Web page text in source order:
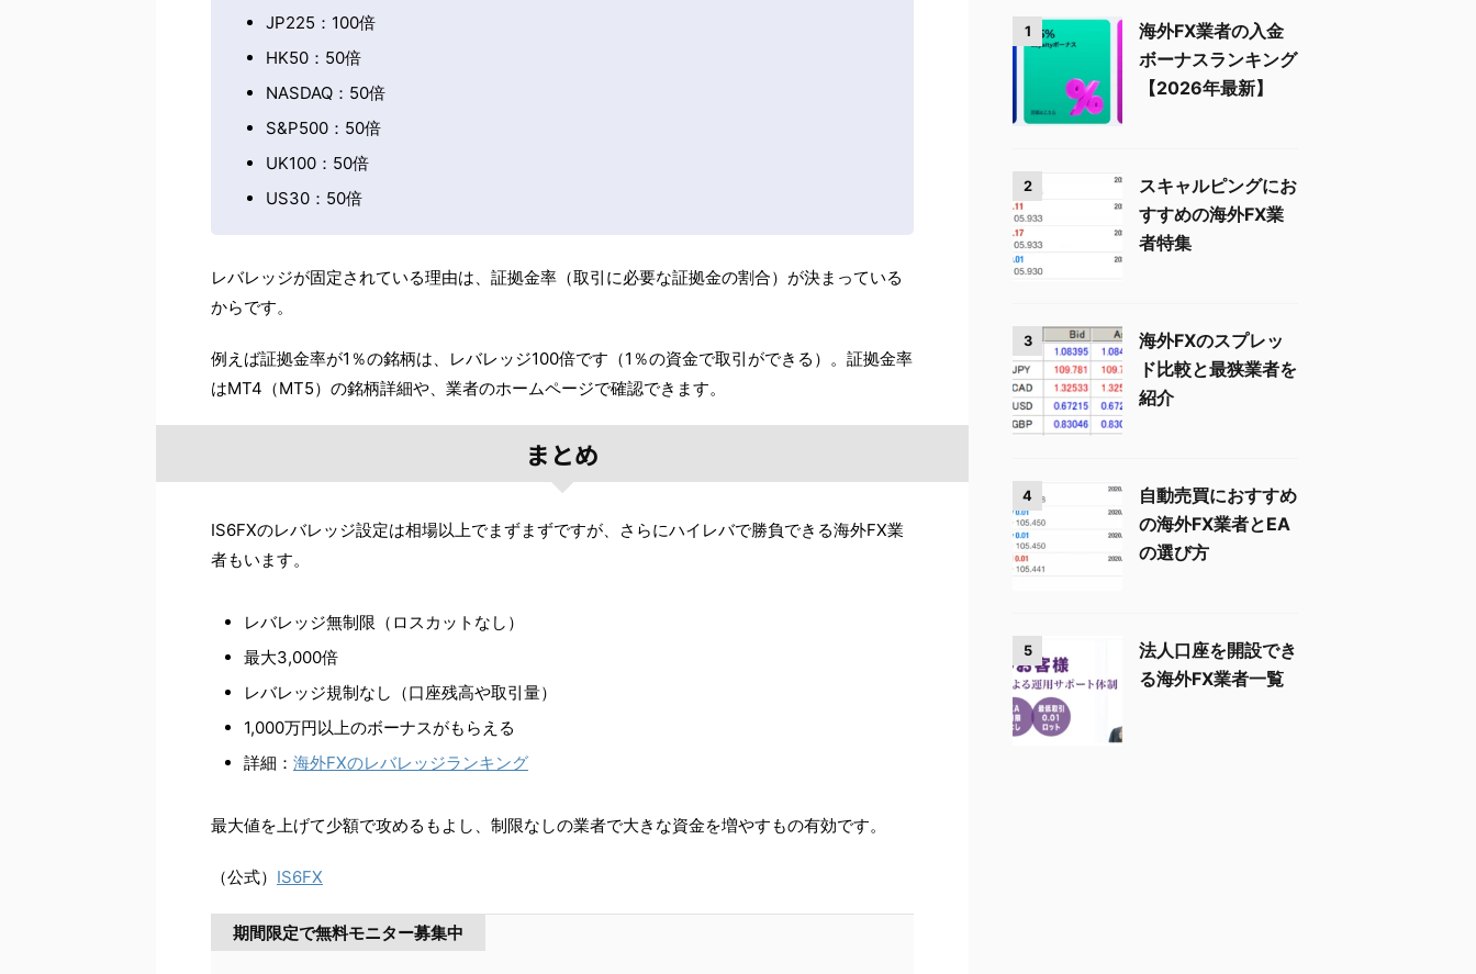
JP225：100倍
HK50：50倍
NASDAQ：50倍
S&P500：50倍
UK100：50倍
US30：50倍
レバレッジが固定されている理由は、証拠金率（取引に必要な証拠金の割合）が決まっている
からです。
例えば証拠金率が1％の銘柄は、レバレッジ100倍です（1％の資金で取引ができる）。証拠金率
はMT4（MT5）の銘柄詳細や、業者のホームページで確認できます。
まとめ
IS6FXのレバレッジ設定は相場以上でまずまずですが、さらにハイレバで勝負できる海外FX業
者もいます。
レバレッジ無制限（ロスカットなし）
最大3,000倍
レバレッジ規制なし（口座残高や取引量）
1,000万円以上のボーナスがもらえる
詳細： 海外FXのレバレッジランキング
最大値を上げて少額で攻めるもよし、制限なしの業者で大きな資金を増やすもの有効です。
（公式） IS6FX
期間限定で無料モニター募集中
1
海外FX業者の入金
ボーナスランキング
【2026年最新】
2
スキャルピングにお
すすめの海外FX業
者特集
3
海外FXのスプレッ
ド比較と最狭業者を
紹介
4
自動売買におすすめ
の海外FX業者とEA
の選び方
5
法人口座を開設でき
る海外FX業者一覧